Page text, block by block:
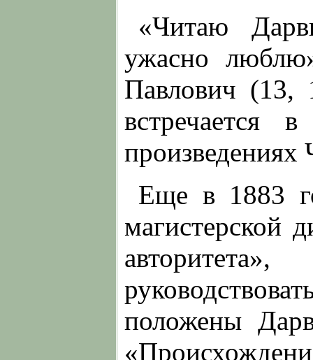
«Читаю
ужасно
Павлович
встречается
произведениях
Еще в 1883
магистерской
положены